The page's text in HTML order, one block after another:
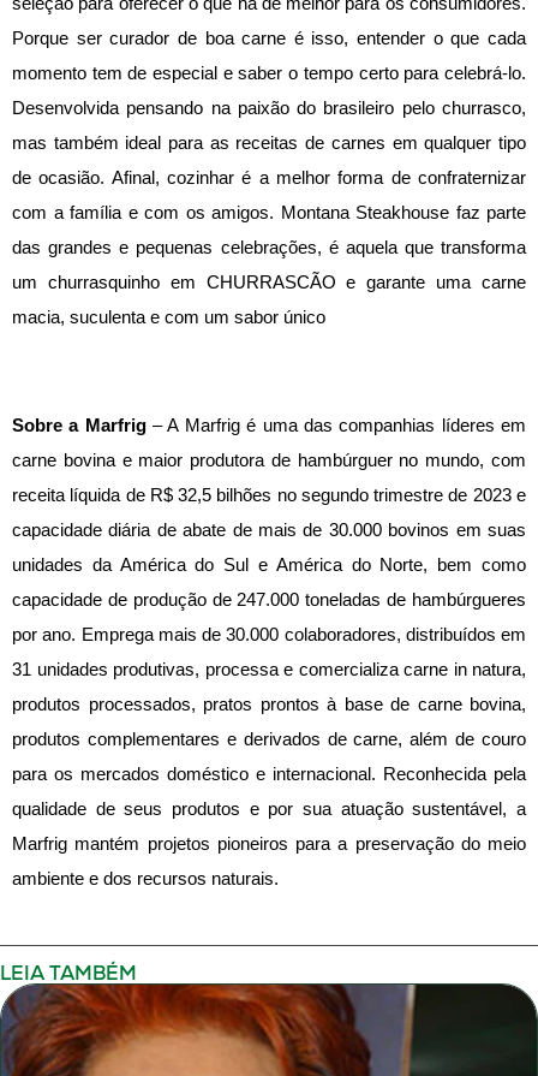
Porque ser curador de boa carne é isso, entender o que cada
momento tem de especial e saber o tempo certo para celebrá-lo.
Desenvolvida pensando na paixão do brasileiro pelo churrasco,
mas também ideal para as receitas de carnes em qualquer tipo
de ocasião. Afinal, cozinhar é a melhor forma de confraternizar
com a família e com os amigos. Montana Steakhouse faz parte
das grandes e pequenas celebrações, é aquela que transforma
um churrasquinho em CHURRASCÃO e garante uma carne
macia, suculenta e com um sabor único
Sobre a Marfrig – A Marfrig é uma das companhias líderes em
carne bovina e maior produtora de hambúrguer no mundo, com
receita líquida de R$ 32,5 bilhões no segundo trimestre de 2023 e
capacidade diária de abate de mais de 30.000 bovinos em suas
unidades da América do Sul e América do Norte, bem como
capacidade de produção de 247.000 toneladas de hambúrgueres
por ano. Emprega mais de 30.000 colaboradores, distribuídos em
31 unidades produtivas, processa e comercializa carne in natura,
produtos processados, pratos prontos à base de carne bovina,
produtos complementares e derivados de carne, além de couro
para os mercados doméstico e internacional. Reconhecida pela
qualidade de seus produtos e por sua atuação sustentável, a
Marfrig mantém projetos pioneiros para a preservação do meio
ambiente e dos recursos naturais.
LEIA TAMBÉM